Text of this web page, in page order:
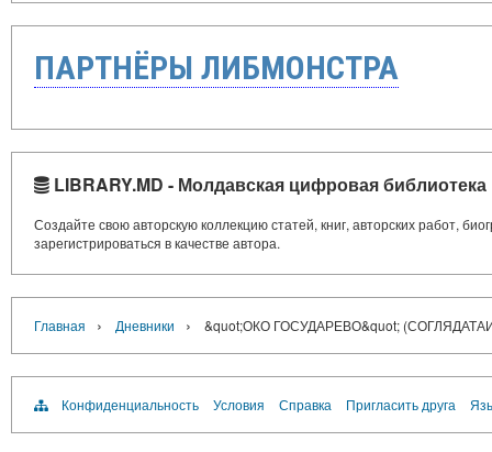
ПАРТНЁРЫ ЛИБМОНСТРА
LIBRARY.MD - Молдавская цифровая библиотека
Создайте свою авторскую коллекцию статей, книг, авторских работ,
зарегистрироваться в качестве автора.
Главная › Дневники › &quot;ОКО ГОСУДАРЕВО&quot;
Конфиденциальность Условия Справка Пригласить друга